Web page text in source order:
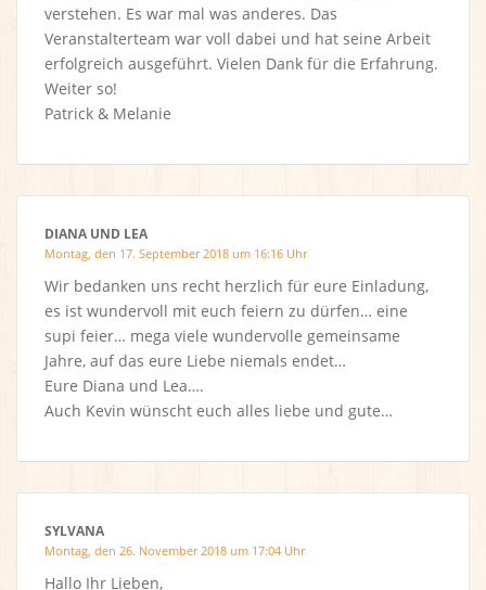
verstehen. Es war mal was anderes. Das
Veranstalterteam war voll dabei und hat seine Arbeit
erfolgreich ausgeführt. Vielen Dank für die Erfahrung.
Weiter so!
Patrick & Melanie
DIANA UND LEA
Montag, den 17. September 2018 um 16:16 Uhr
Wir bedanken uns recht herzlich für eure Einladung,
es ist wundervoll mit euch feiern zu dürfen… eine
supi feier… mega viele wundervolle gemeinsame
Jahre, auf das eure Liebe niemals endet…
Eure Diana und Lea….
Auch Kevin wünscht euch alles liebe und gute…
SYLVANA
Montag, den 26. November 2018 um 17:04 Uhr
Hallo Ihr Lieben,